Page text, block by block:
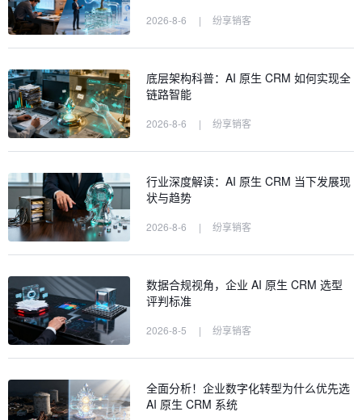
2026-8-6 | 纷享销客
底层架构科普：AI 原生 CRM 如何实现全
链路智能
2026-8-6 | 纷享销客
行业深度解读：AI 原生 CRM 当下发展现
状与趋势
2026-8-6 | 纷享销客
数据合规视角，企业 AI 原生 CRM 选型
评判标准
2026-8-5 | 纷享销客
全面分析！企业数字化转型为什么优先选
AI 原生 CRM 系统